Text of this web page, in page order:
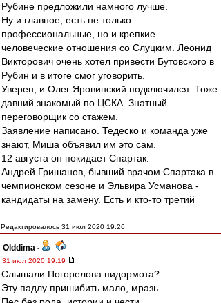
Рубине предложили намного лучше.
Ну и главное, есть не только
профессиональные, но и крепкие
человеческие отношения со Слуцким. Леонид
Викторович очень хотел привести Бутовского в
Рубин и в итоге смог уговорить.
Уверен, и Олег Яровинский подключился. Тоже
давний знакомый по ЦСКА. Знатный
переговорщик со стажем.
Заявление написано. Тедеско и команда уже
знают, Миша объявил им это сам.
12 августа он покидает Спартак.
Андрей Гришанов, бывший врачом Спартака в
чемпионском сезоне и Эльвира Усманова -
кандидаты на замену. Есть и кто-то третий
Редактировалось 31 июл 2020 19:26
Olddima -
31 июл 2020 19:19
Слышали Погорелова пидормота?
Эту падлу пришибить мало, мразь